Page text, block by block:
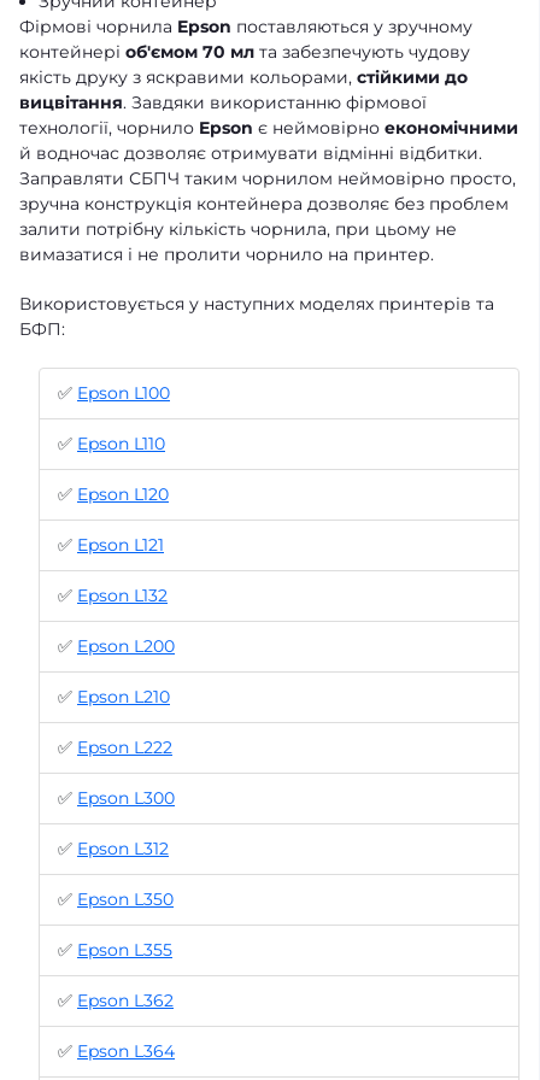
Фірмові чорнила Epson поставляються у зручному
контейнері об'ємом 70 мл та забезпечують чудову
якість друку з яскравими кольорами, стійкими до
вицвітання. Завдяки використанню фірмової
технології, чорнило Epson є неймовірно економічними
й водночас дозволяє отримувати відмінні відбитки.
Заправляти СБПЧ таким чорнилом неймовірно просто,
зручна конструкція контейнера дозволяє без проблем
залити потрібну кількість чорнила, при цьому не
вимазатися і не пролити чорнило на принтер.
Використовується у наступних моделях принтерів та
БФП:
✅ Epson L100
✅ Epson L110
✅ Epson L120
✅ Epson L121
✅ Epson L132
✅ Epson L200
✅ Epson L210
✅ Epson L222
✅ Epson L300
✅ Epson L312
✅ Epson L350
✅ Epson L355
✅ Epson L362
✅ Epson L364